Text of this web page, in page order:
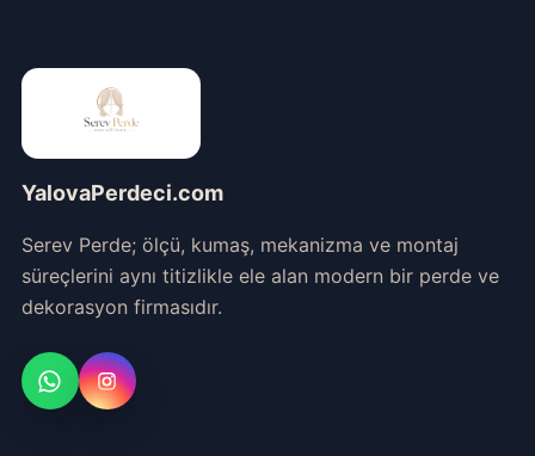
YalovaPerdeci.com
Serev Perde; ölçü, kumaş, mekanizma ve montaj
süreçlerini aynı titizlikle ele alan modern bir perde ve
dekorasyon firmasıdır.